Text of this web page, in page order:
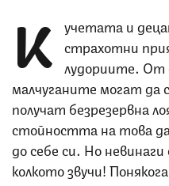
К учетата и
страхотни
лудориите.
малчуганите могат да
получат безрезервна
стойността на това
до себе си. Но невинаги
колкото звучи!